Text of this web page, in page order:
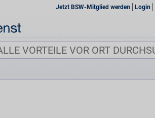
Jetzt BSW-Mitglied werden Login